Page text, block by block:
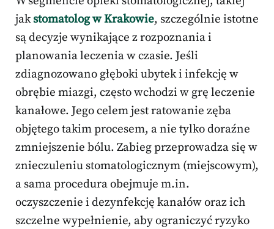
jakstomatolog w Krakowie, szczególnie istotne
są decyzje wynikające z rozpoznania i
planowania leczenia w czasie. Jeśli
zdiagnozowano głęboki ubytek i infekcję w
obrębie miazgi, często wchodzi w grę leczenie
kanałowe. Jego celem jest ratowanie zęba
objętego takim procesem, a nie tylko doraźne
zmniejszenie bólu. Zabieg przeprowadza się w
znieczuleniu stomatologicznym (miejscowym),
a sama procedura obejmuje m.in.
oczyszczenie i dezynfekcję kanałów oraz ich
szczelne wypełnienie, aby ograniczyć ryzyko